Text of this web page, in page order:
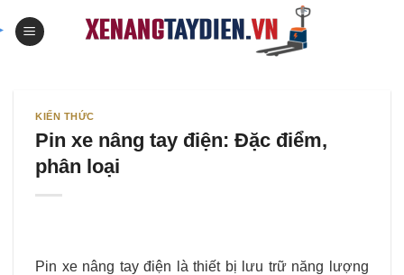
to
KIẾN THỨC
Pin xe nâng tay điện: Đặc điểm,
phân loại
Pin xe nâng tay điện là thiết bị lưu trữ năng lượng